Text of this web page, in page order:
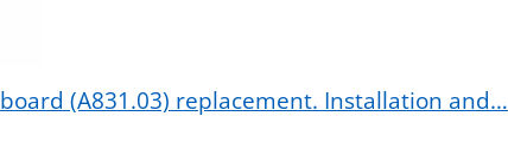
(A831.03) replacement. Installation and…